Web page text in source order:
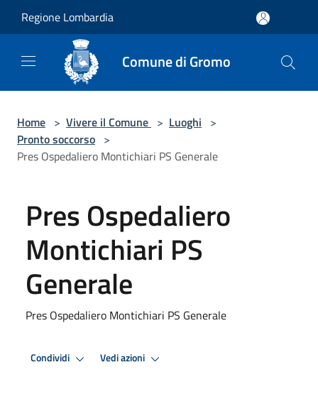
Regione Lombardia
Comune di Gromo
Home > Vivere il Comune > Luoghi >
Pronto soccorso >
Pres Ospedaliero Montichiari PS Generale
Pres Ospedaliero
Montichiari PS
Generale
Pres Ospedaliero Montichiari PS Generale
Condividi Vedi azioni